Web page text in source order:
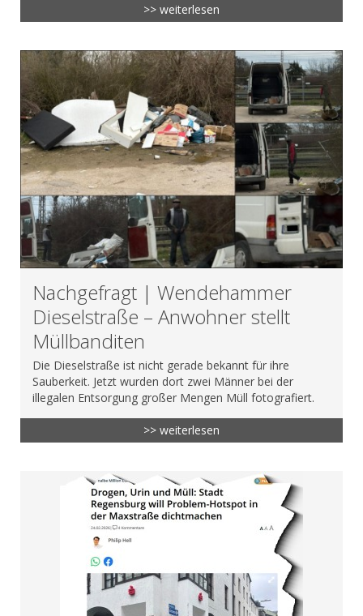
>> weiterlesen
Nachgefragt | Wendehammer
Dieselstraße – Anwohner stellt
Müllbanditen
Die Dieselstraße ist nicht gerade bekannt für ihre
Sauberkeit. Jetzt wurden dort zwei Männer bei der
illegalen Entsorgung großer Mengen Müll fotografiert.
>> weiterlesen